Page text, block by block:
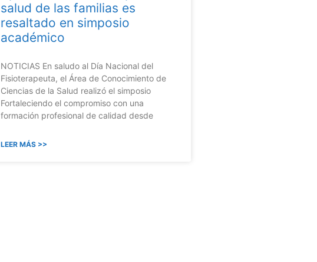
salud de las familias es
resaltado en simposio
académico
NOTICIAS En saludo al Día Nacional del
Fisioterapeuta, el Área de Conocimiento de
Ciencias de la Salud realizó el simposio
Fortaleciendo el compromiso con una
formación profesional de calidad desde
LEER MÁS >>